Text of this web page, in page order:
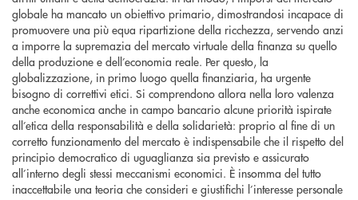
globale ha mancato un obiettivo primario, dimostrandosi incapace di
promuovere una più equa ripartizione della ricchezza, servendo anzi
a imporre la supremazia del mercato virtuale della finanza su quello
della produzione e dell’economia reale. Per questo, la
globalizzazione, in primo luogo quella finanziaria, ha urgente
bisogno di correttivi etici. Si comprendono allora nella loro valenza
anche economica anche in campo bancario alcune priorità ispirate
all’etica della responsabilità e della solidarietà: proprio al fine di un
corretto funzionamento del mercato è indispensabile che il rispetto del
principio democratico di uguaglianza sia previsto e assicurato
all’interno degli stessi meccanismi economici. È insomma del tutto
inaccettabile una teoria che consideri e giustifichi l’interesse personale